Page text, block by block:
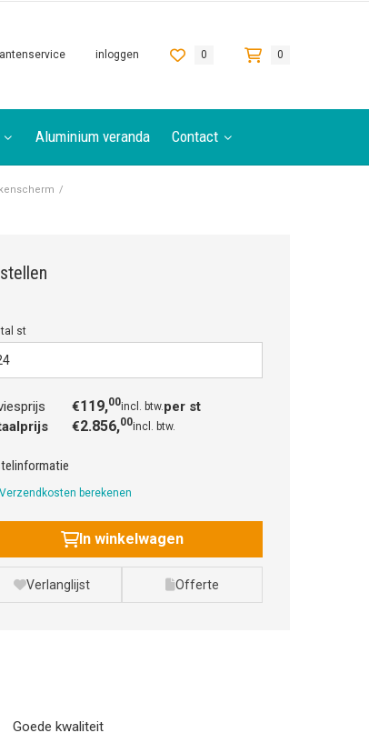
inloggen 0 0
Aluminium veranda Contact
/
st
€119,00incl. btw.per st
€2.856,00incl. btw.
Verzendkosten berekenen
In winkelwagen
Verlanglijst Offerte
Goede kwaliteit